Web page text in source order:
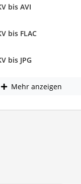
bis AVI
bis FLAC
bis JPG
Mehr anzeigen